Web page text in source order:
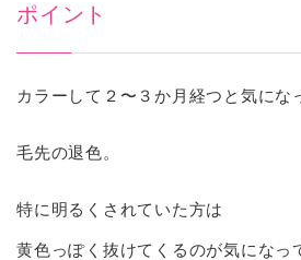
ポイント
カラーして２〜３か月経つと気にな
毛先の退色。
特に明るくされていた方は
黄色っぽく抜けてくるのが気になっ